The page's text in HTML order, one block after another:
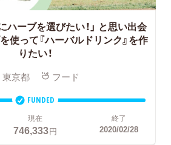
ハーブを選びたい！」 と思い出会
使って『ハーバルドリンク』を作
りたい！
東京都 フード
FUNDED
現在
746,333円
終了
2020/02/28